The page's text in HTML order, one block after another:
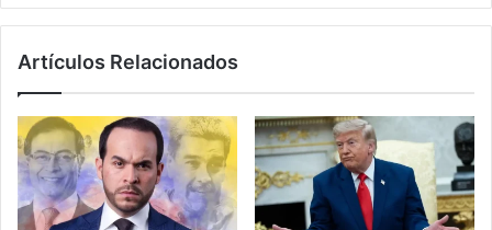
Artículos Relacionados